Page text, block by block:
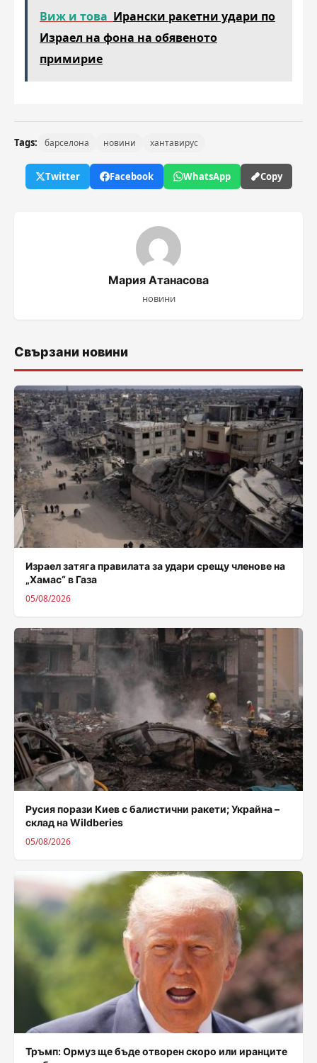
Виж и това Ирански ракетни удари по
Израел на фона на обявеното
примирие
Tags: барселона новини хантавирус
Twitter Facebook WhatsApp Copy
Мария Атанасова
новини
Свързани новини
Израел затяга правилата за удари срещу членове на
„Хамас“ в Газа
05/08/2026
Русия порази Киев с балистични ракети; Украйна –
склад на Wildberies
05/08/2026
Тръмп: Ормуз ще бъде отворен скоро или иранците